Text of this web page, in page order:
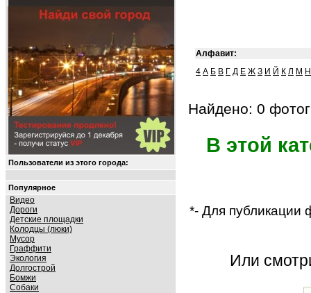
Пользователи из этого города:
Популярное
Видео
Дороги
Детские площадки
Колодцы (люки)
Мусор
Граффити
Экология
Долгострой
Бомжи
Собаки
Алфавит:
4 А Б В Г Д Е Ж З И Й К Л М Н
Найдено: 0
В этой
*- Для публикации
Или